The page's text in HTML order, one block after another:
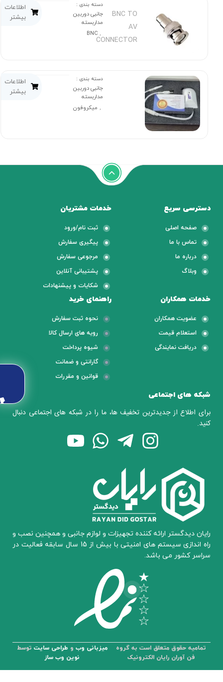
BNC TO
AV
CONNECTOR
دسته بندی :
جانبی دوربین
مداربسته
BNC
اطلاعات
بیشتر
دسته بندی :
جانبی دوربین
مداربسته
میکروفون
اطلاعات
بیشتر
دسترسی سریع خدمات مشتریان
خدمات همکاران راهنمای خرید
شبکه های اجتماعی
صفحه اصلی
تماس با ما
درباره ما
وبلاگ
ثبت نام/ورود
پیگیری سفارش
مرجوعی سفارش
پشتیبانی آنلاین
شکایات و پیشنهادات
عضویت همکاران
استعلام قیمت
دریافت نمایندگی
نحوه ثبت سفارش
رویه های ارسال کالا
شیوه پرداخت
گارانتی و ضمانت
قوانین و مقررات
برای اطلاع از جدیدترین تخفیف ها، ما را در شبکه های اجتماعی دنبال
کنید.
رایان دیدگستر ارائه کننده تجهیزات و لوازم جانبی و همچنین نصب و
راه اندازی سیستم های امنیتی با بیش از 15 سال سابقه فعالیت در
سراسر کشور می باشد.
تمامیه حقوق متعلق است به گروه
فن آوران رایان الکترونیک
میزبانی وبوطراحی سایتتوسط
نوین وب ساز